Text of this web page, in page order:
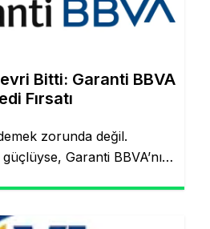
gerek kalmadan,
müşteri olma
yatmasını
pürüzsüz bir deneyim için
Bitti: Garanti BBVA
Fırsatı
zorunda değil.
Garanti BBVA’nın
Standart Kredi